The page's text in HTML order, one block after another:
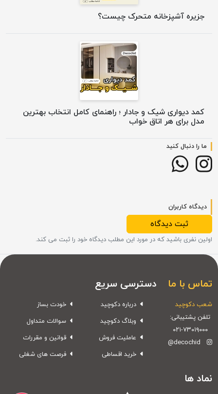
جزیره آشپزخانه متحرک چیست؟
کمد دیواری شیک و جادار ؛ راهنمای کامل انتخاب بهترین
مدل برای هر اتاق خواب
ما را دنبال کنید
دیدگاه کاربران
ثبت دیدگاه
اولین نفری باشید که در مورد این مطلب دیدگاه خود را ثبت می کند.
تماس با ما
شعب دکوچید
تلفن پشتیبانی:
۰۲۱-۷۳۰۱۹۰۰۰
@decochid
دسترسی سریع
درباره دکوچید
وبلاگ دکوچید
عاملیت فروش
خرید اقساطی
خودت بساز
سوالات متداول
قوانین و مقررات
فرصت های شغلی
نماد ها